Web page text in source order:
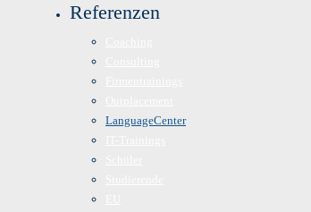
Referenzen
LanguageCenter